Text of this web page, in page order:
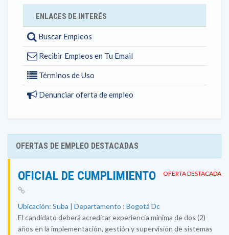
ENLACES DE INTERÉS
Buscar Empleos
Recibir Empleos en Tu Email
Términos de Uso
Denunciar oferta de empleo
OFERTAS DE EMPLEO DESTACADAS
OFERTA DESTACADA
OFICIAL DE CUMPLIMIENTO
Ubicación: Suba | Departamento : Bogotá Dc
El candidato deberá acreditar experiencia mínima de dos (2)
años en la implementación, gestión y supervisión de sistemas